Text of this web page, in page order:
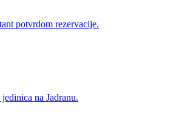
potvrdom rezervacije.
na Jadranu.